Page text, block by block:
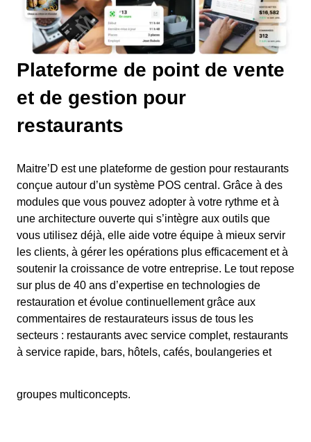
Plateforme de point de vente
et de gestion pour
restaurants
Maitre’D est une plateforme de gestion pour restaurants
conçue autour d’un système POS central. Grâce à des
modules que vous pouvez adopter à votre rythme et à
une architecture ouverte qui s’intègre aux outils que
vous utilisez déjà, elle aide votre équipe à mieux servir
les clients, à gérer les opérations plus efficacement et à
soutenir la croissance de votre entreprise. Le tout repose
sur plus de 40 ans d’expertise en technologies de
restauration et évolue continuellement grâce aux
commentaires de restaurateurs issus de tous les
secteurs : restaurants avec service complet, restaurants
à service rapide, bars, hôtels, cafés, boulangeries et
groupes multiconcepts.